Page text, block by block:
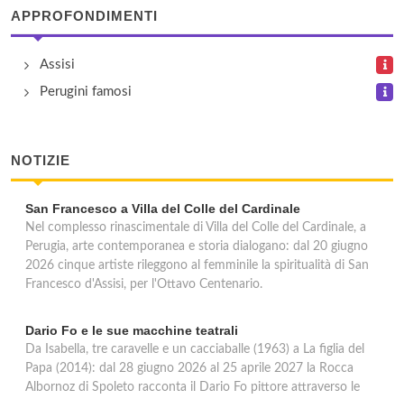
Strada Tuderte 56/bis, Perugia
APPROFONDIMENTI
Assisi
Perugini famosi
NOTIZIE
San Francesco a Villa del Colle del Cardinale
Nel complesso rinascimentale di Villa del Colle del Cardinale, a
Perugia, arte contemporanea e storia dialogano: dal 20 giugno
2026 cinque artiste rileggono al femminile la spiritualità di San
Francesco d'Assisi, per l'Ottavo Centenario.
Dario Fo e le sue macchine teatrali
Da Isabella, tre caravelle e un cacciaballe (1963) a La figlia del
Papa (2014): dal 28 giugno 2026 al 25 aprile 2027 la Rocca
Albornoz di Spoleto racconta il Dario Fo pittore attraverso le